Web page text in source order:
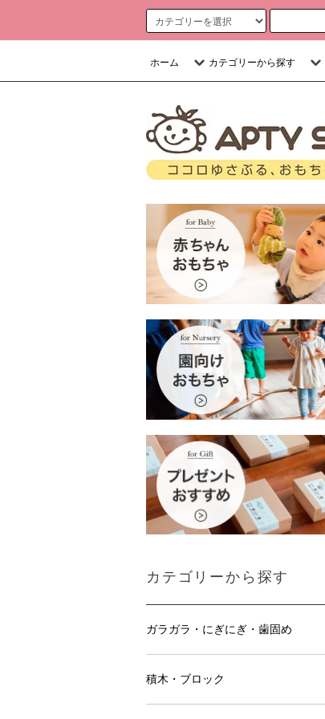
ホーム カテゴリーから探す
カテゴリーから探す
ガラガラ・にぎにぎ・歯固め
積木・ブロック